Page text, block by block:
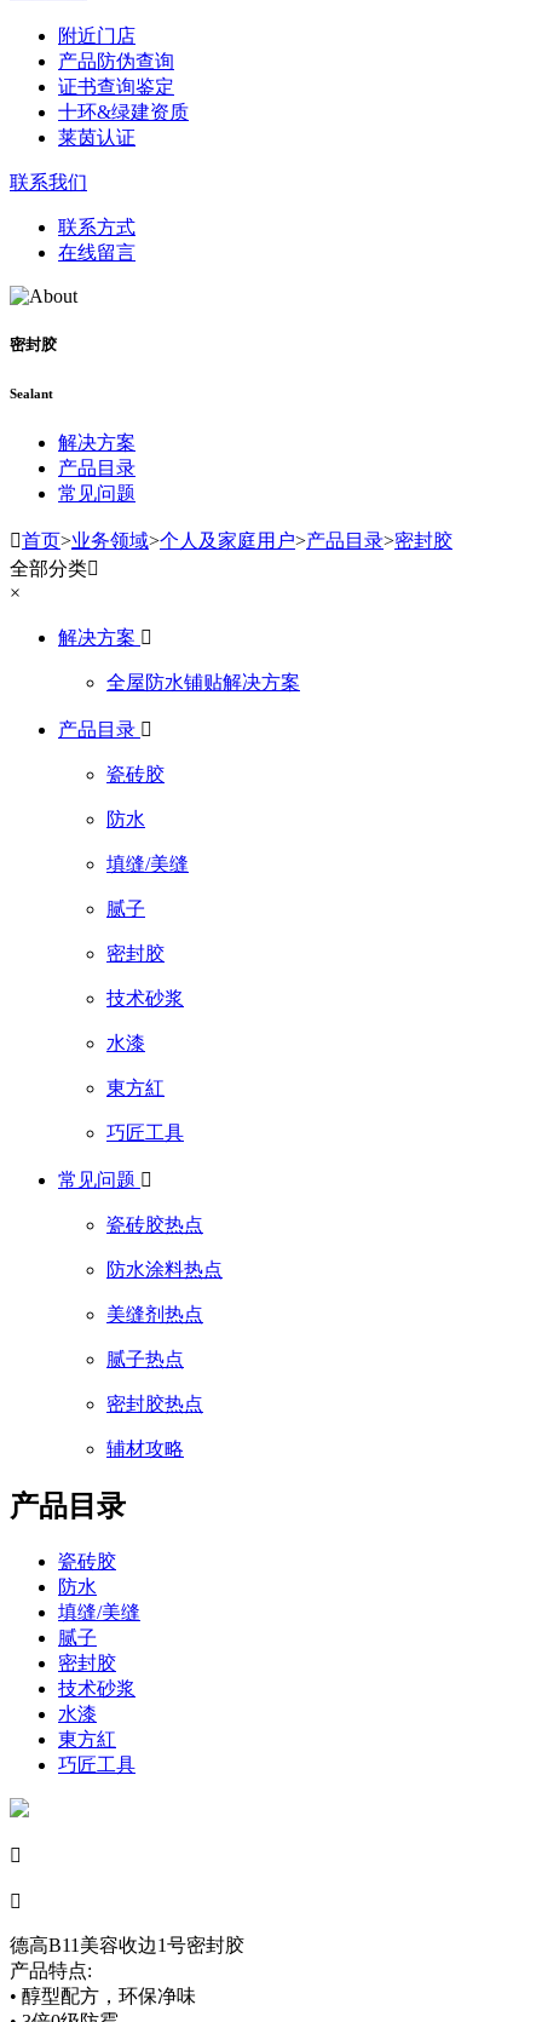
附近门店
产品防伪查询
证书查询鉴定
十环&绿建资质
莱茵认证
联系我们
联系方式
在线留言
密封胶
Sealant
解决方案
产品目录
常见问题
首页>业务领域>个人及家庭用户>产品目录>密封胶
全部分类
×
解决方案 
全屋防水铺贴解决方案
产品目录 
瓷砖胶
防水
填缝/美缝
腻子
密封胶
技术砂浆
水漆
東方紅
巧匠工具
常见问题 
瓷砖胶热点
防水涂料热点
美缝剂热点
腻子热点
密封胶热点
辅材攻略
产品目录
瓷砖胶
防水
填缝/美缝
腻子
密封胶
技术砂浆
水漆
東方紅
巧匠工具


德高B11美容收边1号密封胶
产品特点:
• 醇型配方，环保净味